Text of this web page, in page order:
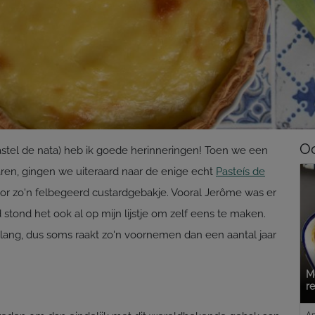
de nata) heb ik goede herinneringen! Toen we een
gingen we uiteraard naar de enige echt Pasteís de
zo'n felbegeerd custardgebakje. Vooral Jerôme was er
het ook al op mijn lijstje om zelf eens te maken.
dus soms raakt zo'n voornemen dan een aantal jaar